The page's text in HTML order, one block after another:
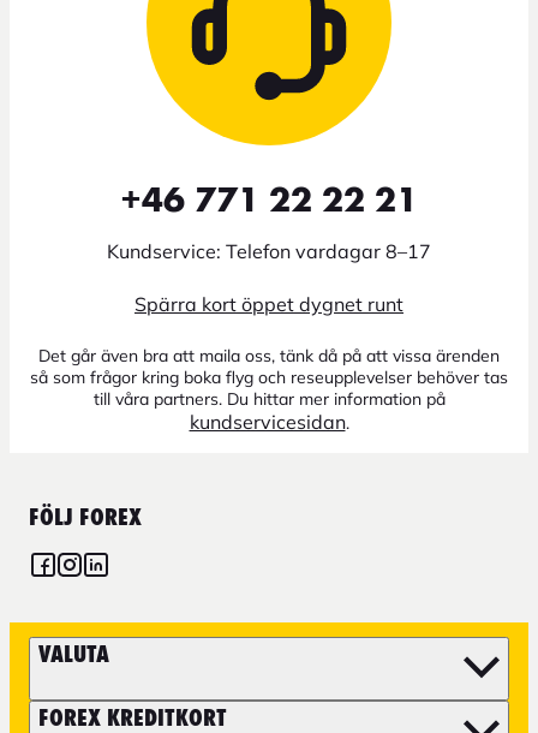
+46 771 22 22 21
Kundservice: Telefon vardagar 8–17
Spärra kort öppet dygnet runt
Det går även bra att maila oss, tänk då på att vissa ärenden
så som frågor kring boka flyg och reseupplevelser behöver tas
till våra partners. Du hittar mer information på
kundservicesidan.
FÖLJ FOREX
VALUTA
FOREX KREDITKORT